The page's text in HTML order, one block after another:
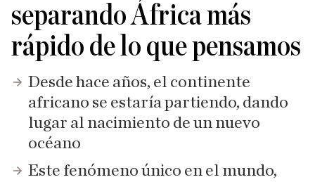
separando África más
rápido de lo que pensamos
Desde hace años, el continente
africano se estaría partiendo, dando
lugar al nacimiento de un nuevo
océano
Este fenómeno único en el mundo,